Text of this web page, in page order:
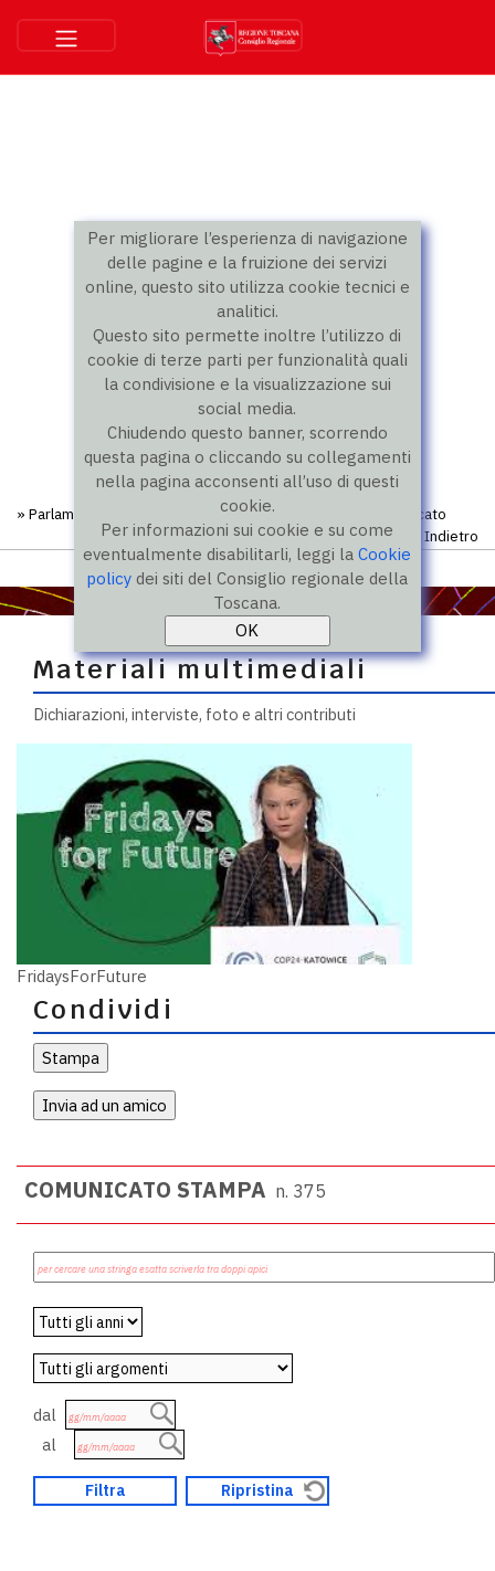
Per migliorare l’esperienza di navigazione
delle pagine e la fruizione dei servizi
online, questo sito utilizza cookie tecnici e
analitici.
Questo sito permette inoltre l’utilizzo di
cookie di terze parti per funzionalità quali
la condivisione e la visualizzazione sui
social media.
Chiudendo questo banner, scorrendo
questa pagina o cliccando su collegamenti
nella pagina acconsenti all’uso di questi
cookie.
Per informazioni sui cookie e su come
eventualmente disabilitarli, leggi laCookie
policy dei siti del Consiglio regionale della
Toscana.
» Parlamento regionale degli studenti»
» Comunicato
Indietro
Materiali multimediali
Dichiarazioni, interviste, foto e altri contributi
FridaysForFuture
Condividi
COMUNICATO STAMPA n. 375
dal
al